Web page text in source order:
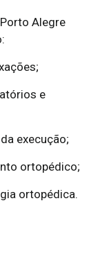
Alegre
e
execução;
ortopédico;
ortopédica.